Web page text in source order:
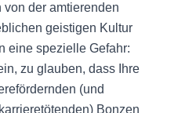
der amtierenden
geistigen Kultur
eine spezielle Gefahr:
zu glauben, dass Ihre
(und
Bonzen